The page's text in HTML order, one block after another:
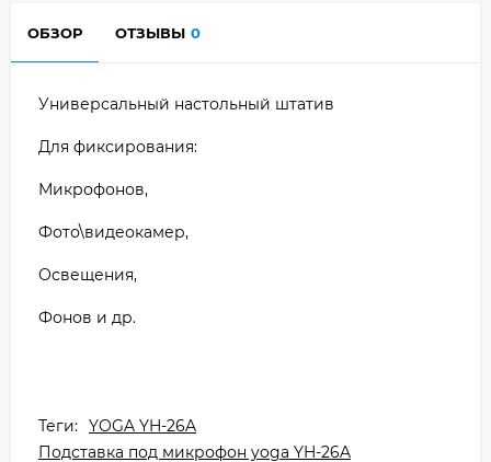
ОБЗОР ОТЗЫВЫ 0
Универсальный настольный штатив
Для фиксирования:
Микрофонов,
Фото\видеокамер,
Освещения,
Фонов и др.
Теги: YOGA YH-26A
Подставка под микрофон yoga YH-26A